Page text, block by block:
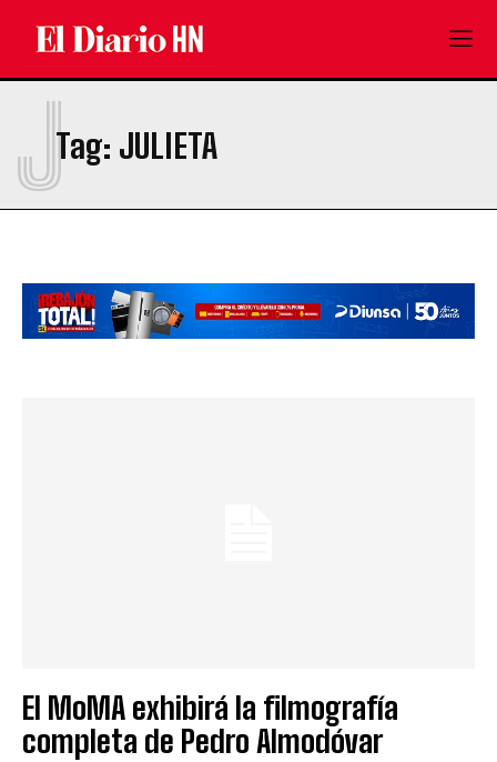
Tag: JULIETA
J
El MoMA exhibirá la filmografía
completa de Pedro Almodóvar